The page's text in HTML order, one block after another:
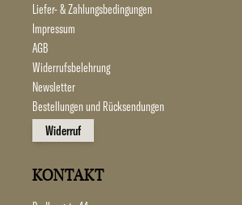
Liefer- & Zahlungsbedingungen
Impressum
AGB
Widerrufsbelehrung
Newsletter
Bestellungen und Rücksendungen
Widerruf
KONTAKT